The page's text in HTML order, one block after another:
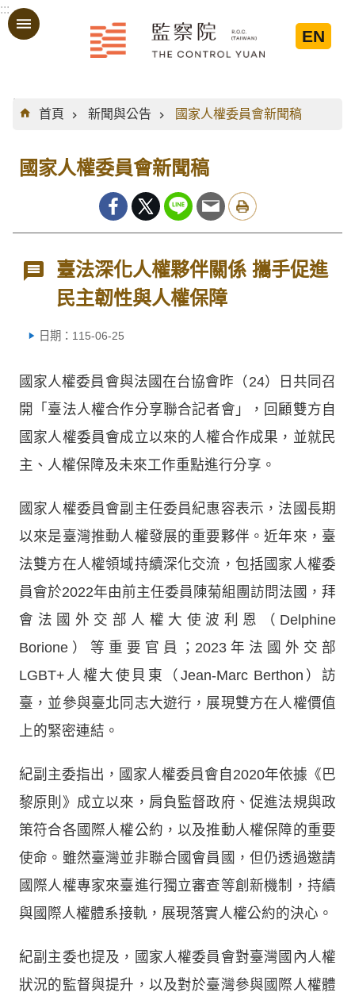
跳到主要內容區塊
:::
EN
:::
首頁
新聞與公告 國家人權委員會新聞稿
國家人權委員會新聞稿
臺法深化人權夥伴關係 攜手促進
民主韌性與人權保障
日期：115-06-25
國家人權委員會與法國在台協會昨（24）日共同召
開「臺法人權合作分享聯合記者會」，回顧雙方自
國家人權委員會成立以來的人權合作成果，並就民
主、人權保障及未來工作重點進行分享。
國家人權委員會副主任委員紀惠容表示，法國長期
以來是臺灣推動人權發展的重要夥伴。近年來，臺
法雙方在人權領域持續深化交流，包括國家人權委
員會於2022年由前主任委員陳菊組團訪問法國，拜
會法國外交部人權大使波利恩（Delphine
Borione）等重要官員；2023年法國外交部
LGBT+人權大使貝東（Jean-Marc Berthon）訪
臺，並參與臺北同志大遊行，展現雙方在人權價值
上的緊密連結。
紀副主委指出，國家人權委員會自2020年依據《巴
黎原則》成立以來，肩負監督政府、促進法規與政
策符合各國際人權公約，以及推動人權保障的重要
使命。雖然臺灣並非聯合國會員國，但仍透過邀請
國際人權專家來臺進行獨立審查等創新機制，持續
與國際人權體系接軌，展現落實人權公約的決心。
紀副主委也提及，國家人權委員會對臺灣國內人權
狀況的監督與提升，以及對於臺灣參與國際人權體